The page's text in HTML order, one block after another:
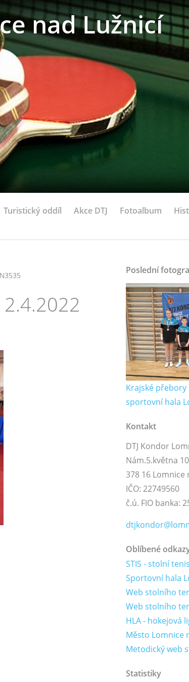
nad Lužnicí
Turistický oddíl Akce DTJ Fotoalbum
Poslední
Krajské
sportovní hala
Kontakt
DTJ Kondor
Nám.5.května
378 16 Lomnice
IČO: 22749560
č.ú. FIO banka:
Oblíbené
STIS - stolní tenis
Sportovní hala
Web stolního
Web stolního
HLA - hokejová
Město Lomnice
Metodický web
Statistiky